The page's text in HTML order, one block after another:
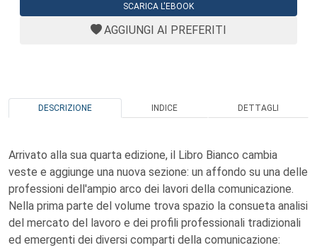
SCARICA L'EBOOK
AGGIUNGI AI PREFERITI
DESCRIZIONE INDICE DETTAGLI
Arrivato alla sua quarta edizione, il Libro Bianco cambia
veste e aggiunge una nuova sezione: un affondo su una delle
professioni dell'ampio arco dei lavori della comunicazione.
Nella prima parte del volume trova spazio la consueta analisi
del mercato del lavoro e dei profili professionali tradizionali
ed emergenti dei diversi comparti della comunicazione: